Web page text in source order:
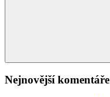
Nejnovější komentáře